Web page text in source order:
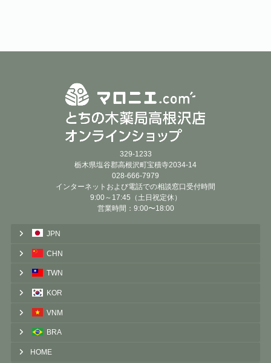
329-1233
栃木県塩谷郡高根沢町宝積寺2034-14
028-666-7979
インターネットおよび電話での相談窓口受付時間
9:00～17:45（土日祝定休）
営業時間：9:00〜18:00
JPN
CHN
TWN
KOR
VNM
BRA
HOME